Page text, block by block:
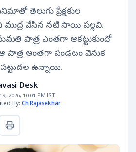
తెలుగు ప్రేక్షకుల
వేసిన నటి సాయి పల్లవి.
పాత్ర ఎంతగా ఆకట్టుకుందో
అంతగా పండటం వెనుక
ఉన్నాయి.
Desk
2026, 10:01 PM IST
By: Ch Rajasekhar